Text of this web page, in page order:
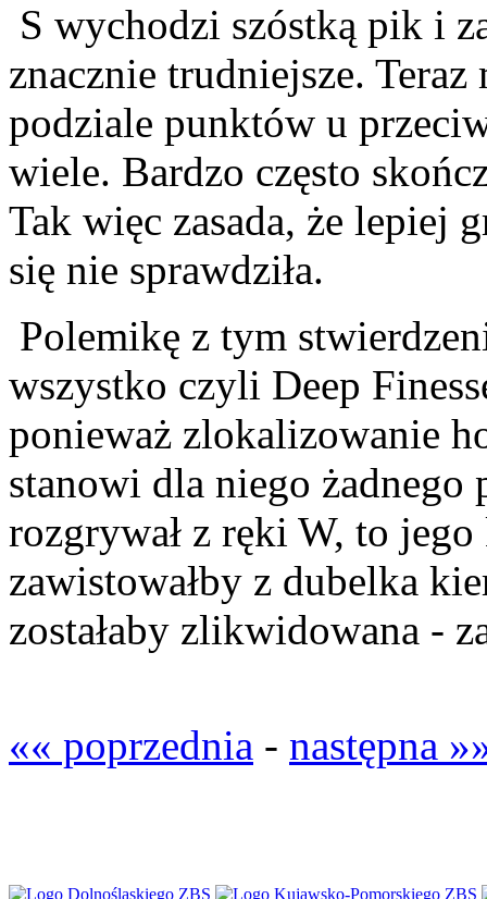
S wychodzi szóstką pik i
znacznie trudniejsze.
podziale punktów u
wiele. Bardzo często
Tak więc zasada, że lepiej
się nie sprawdziła.
Polemikę z tym
wszystko czyli Deep
ponieważ zlokalizowanie
stanowi dla niego
rozgrywał z ręki W, to
zawistowałby z dubelka
zostałaby zlikwidowana -
«« poprzednia - następna